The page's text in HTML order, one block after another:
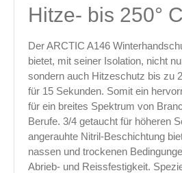
Hitze- bis 250° C
Der ARCTIC A146
bietet, mit seiner Isolation, nicht
sondern auch Hitzeschutz bis zu
für 15 Sekunden. Somit ein
für ein breites Spektrum von
Berufe. 3/4 getaucht für höheren
angerauhte Nitril-Beschichtung
nassen und trockenen
Abrieb- und Reissfestigkeit.